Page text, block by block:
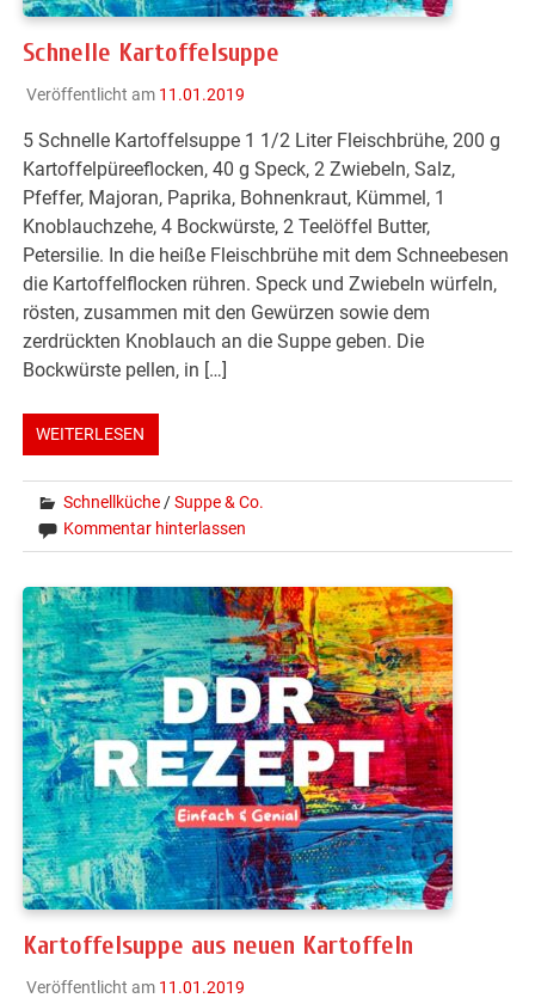
Schnelle Kartoffelsuppe
Veröffentlicht am 11.01.2019
5 Schnelle Kartoffelsuppe 1 1/2 Liter Fleischbrühe, 200 g
Kartoffelpüreeflocken, 40 g Speck, 2 Zwiebeln, Salz,
Pfeffer, Majoran, Paprika, Bohnenkraut, Kümmel, 1
Knoblauchzehe, 4 Bockwürste, 2 Teelöffel Butter,
Petersilie. In die heiße Fleischbrühe mit dem Schneebesen
die Kartoffelflocken rühren. Speck und Zwiebeln würfeln,
rösten, zusammen mit den Gewürzen sowie dem
zerdrückten Knoblauch an die Suppe geben. Die
Bockwürste pellen, in […]
WEITERLESEN
Schnellküche /Suppe & Co.
Kommentar hinterlassen
Kartoffelsuppe aus neuen Kartoffeln
Veröffentlicht am 11.01.2019